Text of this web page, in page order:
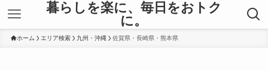
暮らしを楽に、毎日をおトク
に。
ホーム エリア検索 九州・沖縄 佐賀県・長崎県・熊本県